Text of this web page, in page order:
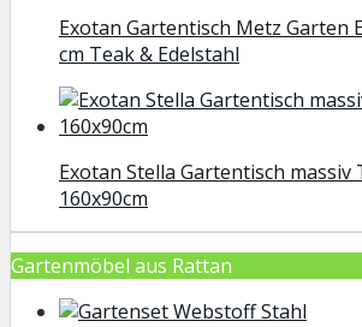
Exotan Gartentisch Metz Garten
cm Teak & Edelstahl
Exotan Stella Gartentisch massiv
160x90cm
Gartenmöbel aus Rattan